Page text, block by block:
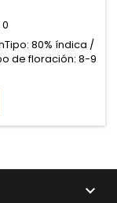
0
80% índica /
de floración: 8-9
550-600
90-130
y
un fondo...
